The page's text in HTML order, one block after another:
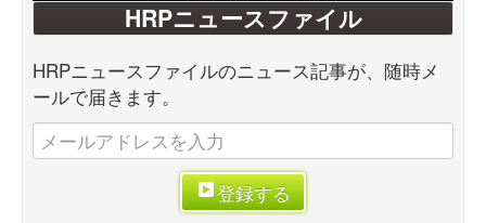
HRPニュースファイル
HRPニュースファイルのニュース記事が、随時メ
ールで届きます。
登録する